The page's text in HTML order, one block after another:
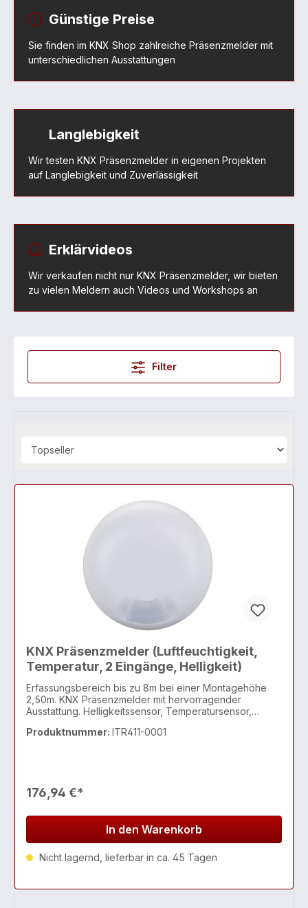
Günstige Preise
Sie finden im KNX Shop zahlreiche Präsenzmelder mit
unterschiedlichen Ausstattungen
Langlebigkeit
Wir testen KNX Präsenzmelder in eigenen Projekten
auf Langlebigkeit und Zuverlässigkeit
Erklärvideos
Wir verkaufen nicht nur KNX Präsenzmelder, wir bieten
zu vielen Meldern auch Videos und Workshops an
Filter
KNX Präsenzmelder (Luftfeuchtigkeit,
Temperatur, 2 Eingänge, Helligkeit)
Erfassungsbereich bis zu 8m bei einer Montagehöhe
2,50m. KNX Präsenzmelder mit hervorragender
Ausstattung. Helligkeitssensor, Temperatursensor,
Erweiterung und Automatisierung einer KNX Installation.
Produktnummer: ITR411-0001
176,94 €*
In den Warenkorb
Nicht lagernd, lieferbar in ca. 45 Tagen